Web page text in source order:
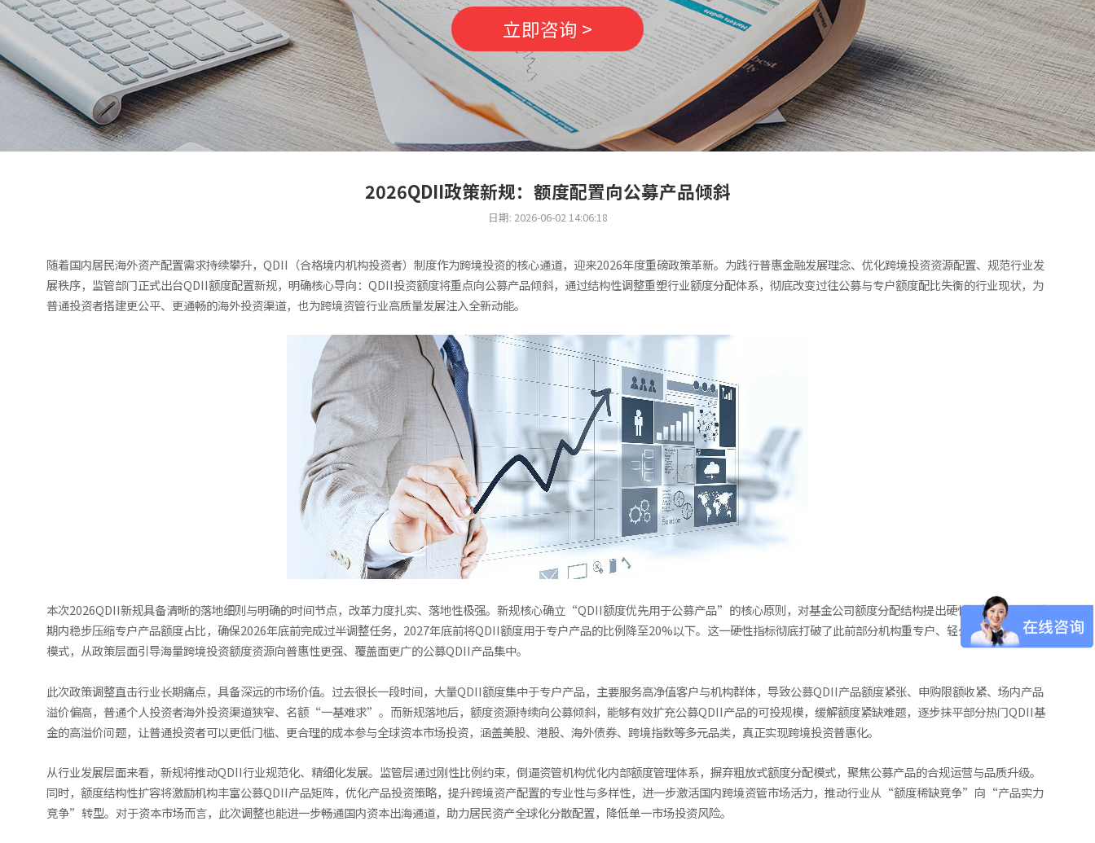
立即咨询 >
2026QDII政策新规：额度配置向公募产品倾斜
日期: 2026-06-02 14:06:18
随着国内居民海外资产配置需求持续攀升，QDII（合格境内机构投资者）制度作为跨境投资的核心通道，迎来2026年度重磅政策革新。为践行普惠金融发展理念、优化跨境投资资源配置、规范行业发
展秩序，监管部门正式出台QDII额度配置新规，明确核心导向：QDII投资额度将重点向公募产品倾斜，通过结构性调整重塑行业额度分配体系，彻底改变过往公募与专户额度配比失衡的行业现状，为
普通投资者搭建更公平、更通畅的海外投资渠道，也为跨境资管行业高质量发展注入全新动能。
本次2026QDII新规具备清晰的落地细则与明确的时间节点，改革力度扎实、落地性极强。新规核心确立“QDII额度优先用于公募产品”的核心原则，对基金公司额度分配结构提出硬性调整要求：过渡
期内稳步压缩专户产品额度占比，确保2026年底前完成过半调整任务，2027年底前将QDII额度用于专户产品的比例降至20%以下。这一硬性指标彻底打破了此前部分机构重专户、轻公募的额度分配
模式，从政策层面引导海量跨境投资额度资源向普惠性更强、覆盖面更广的公募QDII产品集中。
此次政策调整直击行业长期痛点，具备深远的市场价值。过去很长一段时间，大量QDII额度集中于专户产品，主要服务高净值客户与机构群体，导致公募QDII产品额度紧张、申购限额收紧、场内产品
溢价偏高，普通个人投资者海外投资渠道狭窄、名额“一基难求”。而新规落地后，额度资源持续向公募倾斜，能够有效扩充公募QDII产品的可投规模，缓解额度紧缺难题，逐步抹平部分热门QDII基
金的高溢价问题，让普通投资者可以更低门槛、更合理的成本参与全球资本市场投资，涵盖美股、港股、海外债券、跨境指数等多元品类，真正实现跨境投资普惠化。
从行业发展层面来看，新规将推动QDII行业规范化、精细化发展。监管层通过刚性比例约束，倒逼资管机构优化内部额度管理体系，摒弃粗放式额度分配模式，聚焦公募产品的合规运营与品质升级。
同时，额度结构性扩容将激励机构丰富公募QDII产品矩阵，优化产品投资策略，提升跨境资产配置的专业性与多样性，进一步激活国内跨境资管市场活力，推动行业从“额度稀缺竞争”向“产品实力
竞争”转型。对于资本市场而言，此次调整也能进一步畅通国内资本出海通道，助力居民资产全球化分散配置，降低单一市场投资风险。